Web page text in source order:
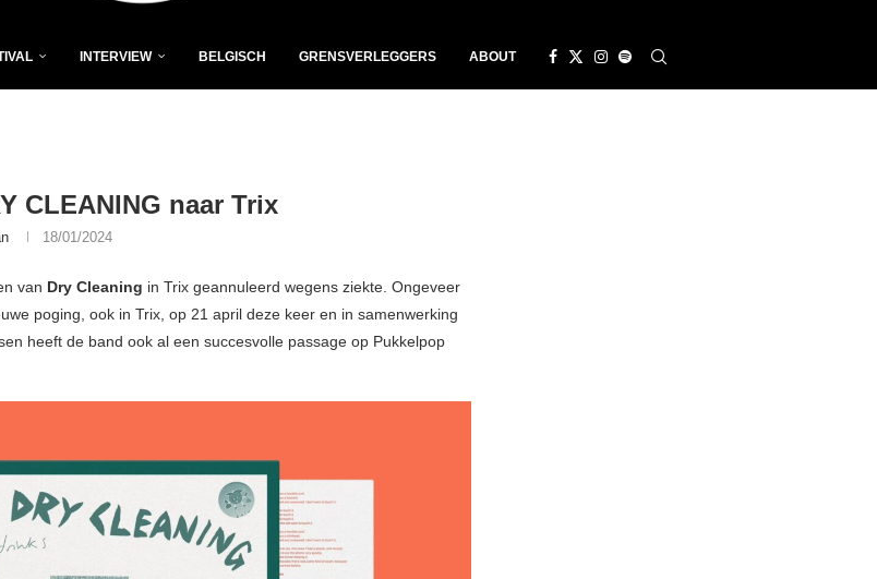
INTERVIEW BELGISCH GRENSVERLEGGERS ABOUT
CLEANING naar Trix
18/01/2024
van Dry Cleaning in Trix geannuleerd wegens ziekte. Ongeveer
poging, ook in Trix, op 21 april deze keer en in samenwerking
heeft de band ook al een succesvolle passage op Pukkelpop